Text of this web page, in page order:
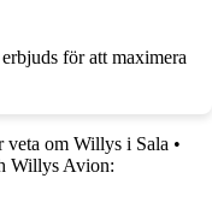
för att maximera
veta om Willys i Sala •
Willys Avion: